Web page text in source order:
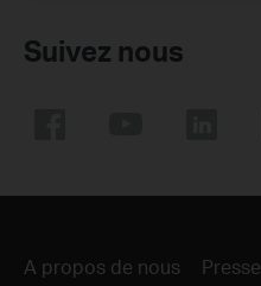
Suivez nous
A propos de nous Presse